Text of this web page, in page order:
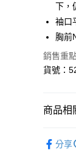
悠遊付
Google
貨到付款
每筆
下，
袖口
胸前
銷售重
貨號：
商品相
分享